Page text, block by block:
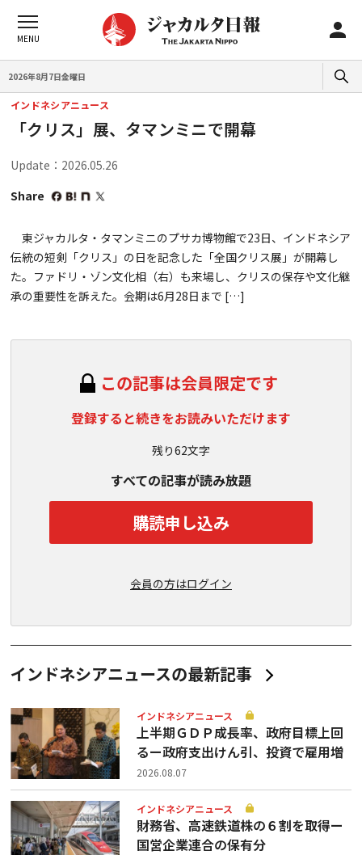
2026年8月7日金曜日
インドネシアニュース
「クリス」展、タマンミニで開幕
Update：2026.05.26
Share
東ジャカルタ・タマンミニのプサカ博物館で23日、インドネシア
伝統の短剣「クリス」の日を記念した「全国クリス展」が開幕し
た。ファドリ・ゾン文化相（右）も来場し、クリスの保存や文化継
承の重要性を訴えた。会期は6月28日まで […]
この記事は会員限定です
登録すると続きをお読みいただけます
残り62文字
すべての記事が読み放題
購読申し込み
会員の方はログイン
インドネシアニュースの最新記事
インドネシアニュース
上半期ＧＤＰ成長率、政府目標上回
るー政府支出けん引、投資で雇用増
2026.08.07
インドネシアニュース
財務省、高速鉄道株の６割を取得ー
国営企業連合の保有分